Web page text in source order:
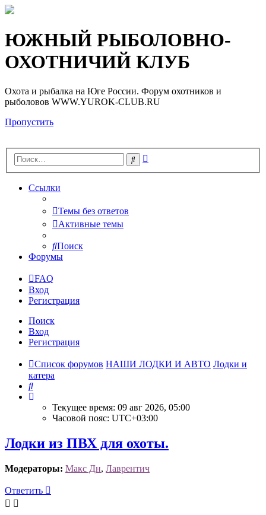
Регистрация
ЮЖНЫЙ РЫБОЛОВНО-
ОХОТНИЧИЙ КЛУБ
Охота и рыбалка на Юге России. Форум охотников и
рыболовов WWW.YUROK-CLUB.RU
Пропустить
Поиск
Ссылки
Темы без ответов
Активные темы
Поиск
Форумы
FAQ
Вход
Регистрация
Поиск
Вход
Регистрация
Список форумов НАШИ ЛОДКИ И АВТО Лодки и
катера
Поиск
Текущее время: 09 авг 2026, 05:00
Часовой пояс: UTC+03:00
Лодки из ПВХ для охоты.
Модераторы: Макс Дн, Лаврентич
Ответить
Ответить